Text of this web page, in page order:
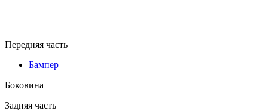
Передняя часть
Бампер
Боковина
Задняя часть